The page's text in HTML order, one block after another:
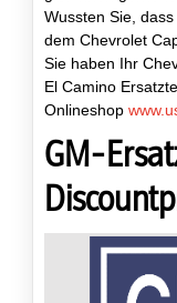
Wussten Sie,
dem Chevrolet
Sie haben Ihr
El Camino
Onlineshop
GM-